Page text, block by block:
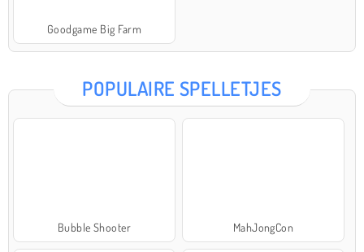
Goodgame Big Farm
POPULAIRE SPELLETJES
Bubble Shooter MahJongCon